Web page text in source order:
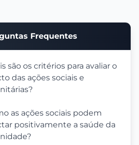
Frequentes
são os critérios para avaliar o
das ações sociais e
as ações sociais podem
positivamente a saúde da